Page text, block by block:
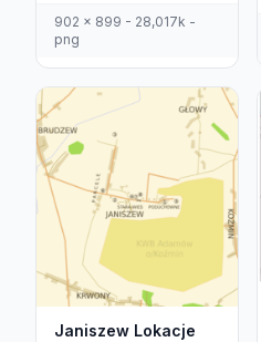
902 x 899 - 28,017k -
png
Janiszew Lokacje